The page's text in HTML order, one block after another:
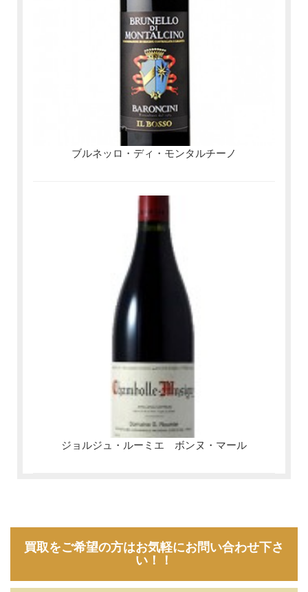
ブルネッロ・ディ・モンタルチーノ
ジョルジュ・ルーミエ ボンヌ・マール
買取をご希望の方はお気軽にお問い合わせ下さ
い！！